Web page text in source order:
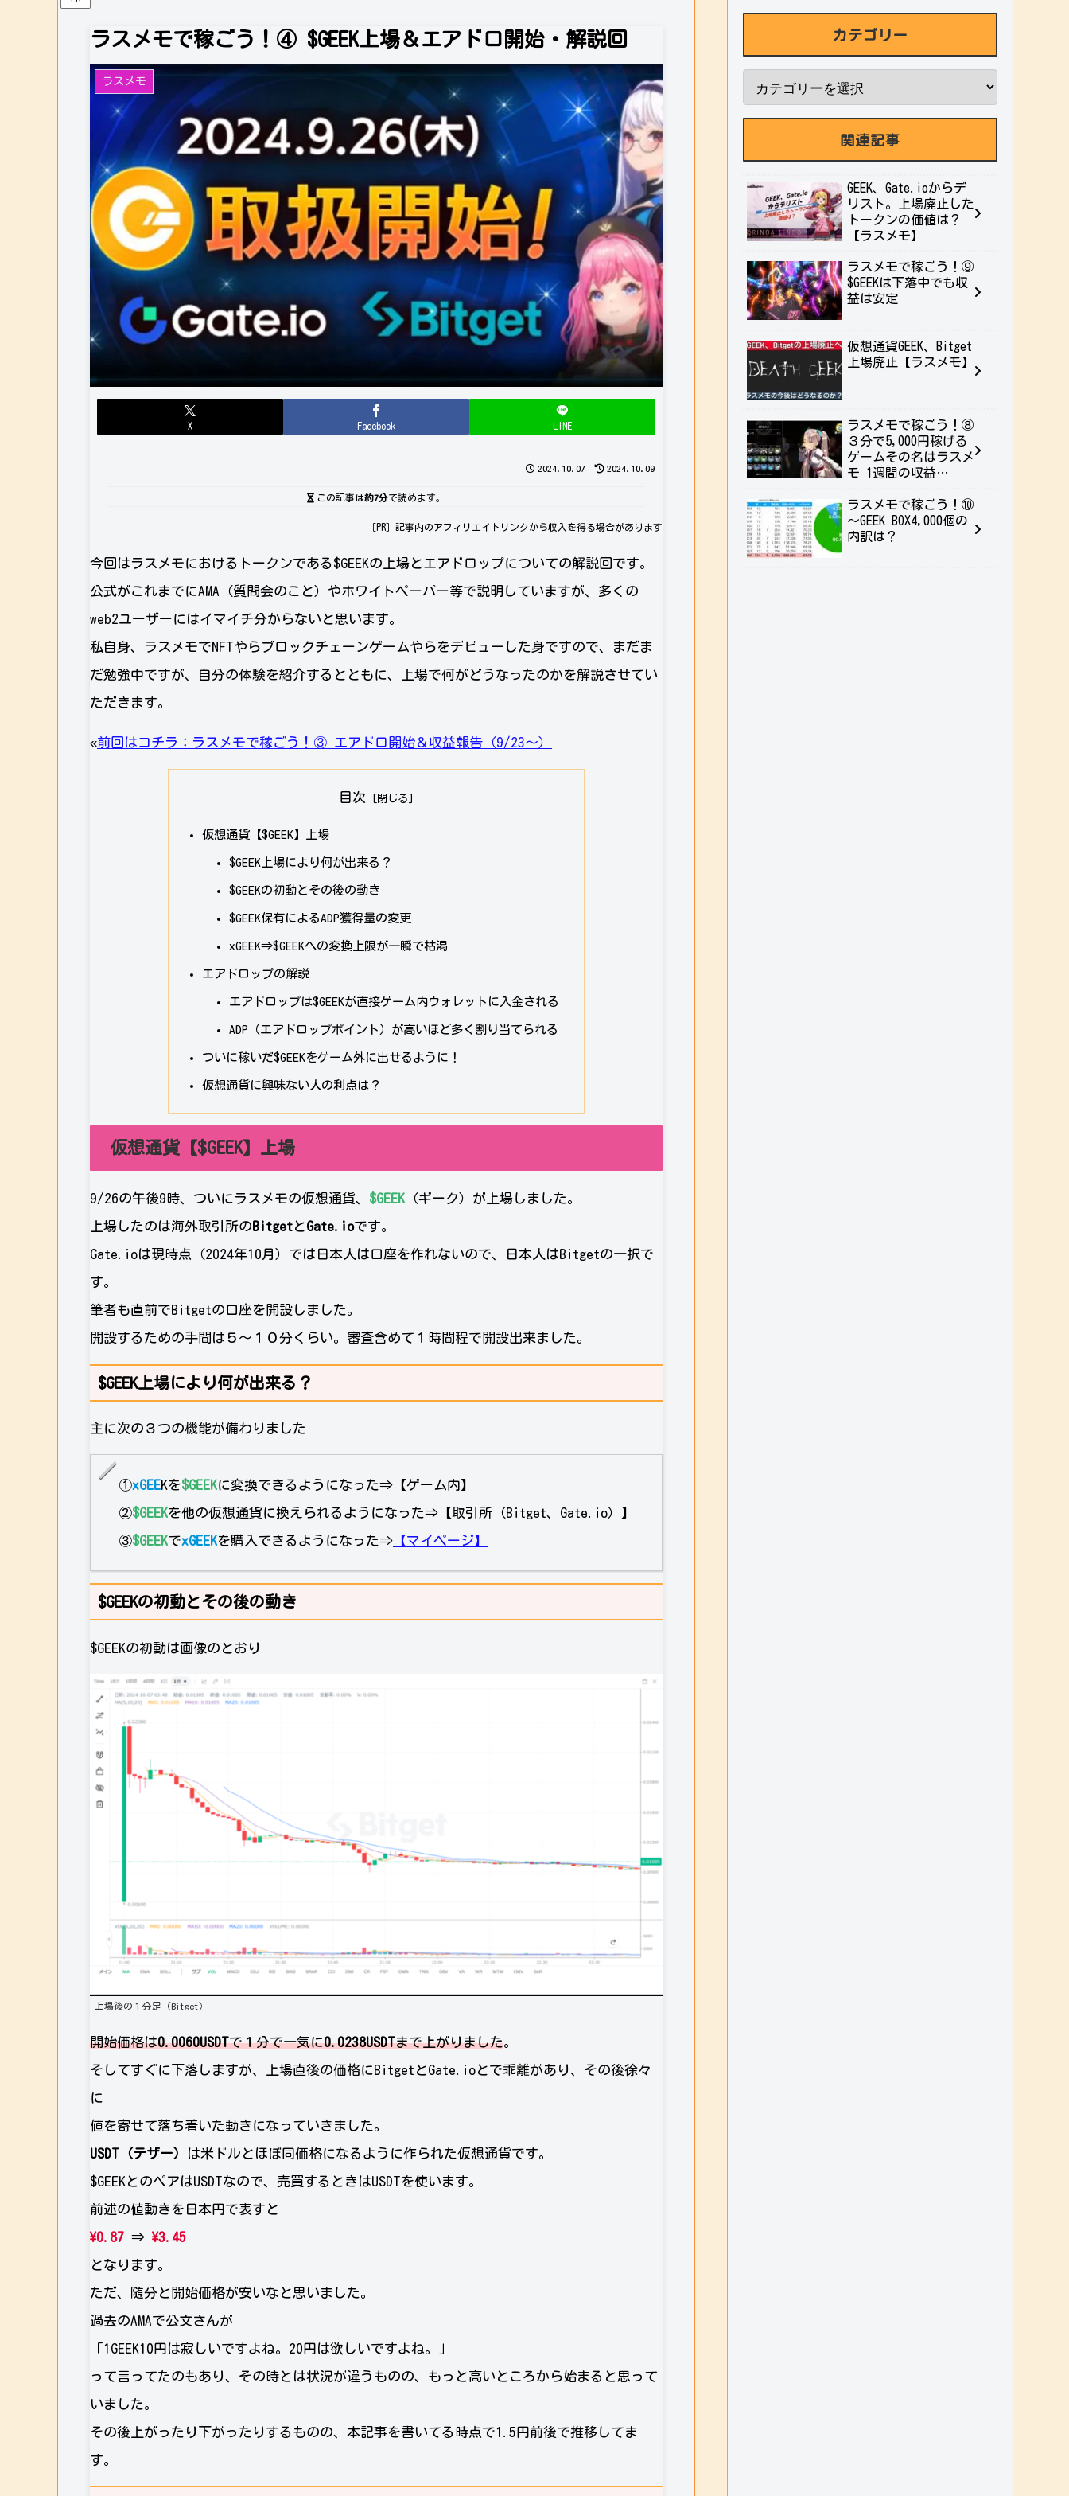
ラスメモで稼ごう！④ $GEEK上場＆エアドロ開始・解説回
ラスメモ
X Facebook LINE
2024.10.07 2024.10.09
この記事は約7分で読めます。
［PR］記事内のアフィリエイトリンクから収入を得る場合があります
今回はラスメモにおけるトークンである$GEEKの上場とエアドロップについての解説回です。
公式がこれまでにAMA（質問会のこと）やホワイトペーパー等で説明していますが、多くの
web2ユーザーにはイマイチ分からないと思います。
私自身、ラスメモでNFTやらブロックチェーンゲームやらをデビューした身ですので、まだま
だ勉強中ですが、自分の体験を紹介するとともに、上場で何がどうなったのかを解説させてい
ただきます。
«前回はコチラ：ラスメモで稼ごう！③ エアドロ開始＆収益報告（9/23～）
目次
仮想通貨【$GEEK】上場
$GEEK上場により何が出来る？
$GEEKの初動とその後の動き
$GEEK保有によるADP獲得量の変更
xGEEK⇒$GEEKへの変換上限が一瞬で枯渇
エアドロップの解説
エアドロップは$GEEKが直接ゲーム内ウォレットに入金される
ADP（エアドロップポイント）が高いほど多く割り当てられる
ついに稼いだ$GEEKをゲーム外に出せるように！
仮想通貨に興味ない人の利点は？
仮想通貨【$GEEK】上場
9/26の午後9時、ついにラスメモの仮想通貨、 $GEEK （ギーク）が上場しました。
上場したのは海外取引所のBitgetとGate.ioです。
Gate.ioは現時点（2024年10月）では日本人は口座を作れないので、日本人はBitgetの一択で
す。
筆者も直前でBitgetの口座を開設しました。
開設するための手間は５～１０分くらい。審査含めて１時間程で開設出来ました。
$GEEK上場により何が出来る？
主に次の３つの機能が備わりました
①xGEEKを$GEEKに変換できるようになった⇒【ゲーム内】
②$GEEKを他の仮想通貨に換えられるようになった⇒【取引所（Bitget、Gate.io）】
③$GEEKでxGEEKを購入できるようになった⇒ 【マイページ】
$GEEKの初動とその後の動き
$GEEKの初動は画像のとおり
上場後の１分足（Bitget）
開始価格は0.0060USDTで１分で一気に0.0238USDTまで上がりました。
そしてすぐに下落しますが、上場直後の価格にBitgetとGate.ioとで乖離があり、その後徐々
に
値を寄せて落ち着いた動きになっていきました。
USDT（テザー） は米ドルとほぼ同価格になるように作られた仮想通貨です。
$GEEKとのペアはUSDTなので、売買するときはUSDTを使います。
前述の値動きを日本円で表すと
\0.87 ⇒ \3.45
となります。
ただ、随分と開始価格が安いなと思いました。
過去のAMAで公文さんが
「1GEEK10円は寂しいですよね。20円は欲しいですよね。」
って言ってたのもあり、その時とは状況が違うものの、もっと高いところから始まると思って
いました。
その後上がったり下がったりするものの、本記事を書いてる時点で1.5円前後で推移してま
す。
カテゴリー
関連記事
GEEK、Gate.ioからデ
リスト。上場廃止した
トークンの価値は？
【ラスメモ】
ラスメモで稼ごう！⑨
$GEEKは下落中でも収
益は安定
仮想通貨GEEK、Bitget
上場廃止【ラスメモ】
ラスメモで稼ごう！⑧
３分で5,000円稼げる
ゲームその名はラスメ
モ 1週間の収益
ラスメモで稼ごう！⑩
～GEEK BOX4,000個の
内訳は？